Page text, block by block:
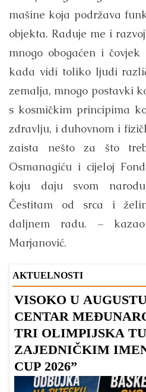
mašine koja podržava
objekta. Raduje me i
mnogo obogaćen i
kada vidi toliko ljudi
zemalja, mnogo postavki
s kosmičkim principima
zdravlju, i duhovnom i
zaista nešto za što
Osmanagiću i cijeloj
koju daju svom
Čestitam od srca i
daljnem radu. –
Marjanović.
AKTUELNOSTI
VISOKO U
CENTAR
TRI OLIMPIJSKA
ZAJEDNIČKIM
CUP 2026”